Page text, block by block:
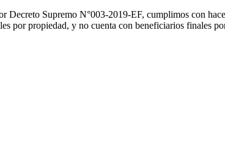
Supremo N°003-2019-EF, cumplimos con
por propiedad, y no cuenta con beneficiarios finales